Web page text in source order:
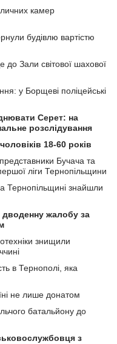
камер
будівлю вартістю
Зали світової шахової
у Борщеві поліцейські
Серет: на
розслідування
18-60 років
Бучача та
ліги Тернопільщини
Тернопільщині знайшли
дводенну жалобу за
знищили
в Тернополі, яка
не лише донатом
батальйону до
з